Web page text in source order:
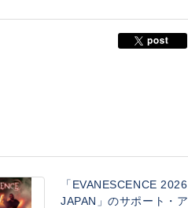
「EVANESCENCE 2026
JAPAN」のサポート・ア